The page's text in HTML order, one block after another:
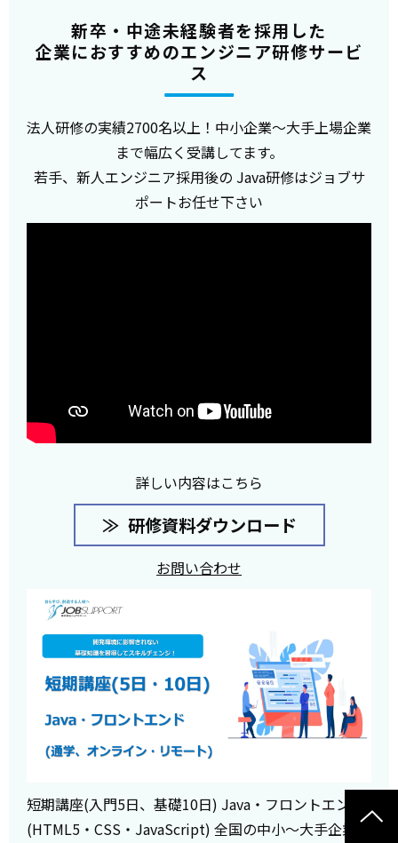
新卒・中途未経験者を採用した
企業におすすめのエンジニア研修サービ
ス
法人研修の実績2700名以上！中小企業～大手上場企業
まで幅広く受講してます。
若手、新人エンジニア採用後の Java研修はジョブサ
ポートお任せ下さい
詳しい内容はこちら
研修資料ダウンロード
お問い合わせ
短期講座(入門5日、基礎10日) Java・フロントエンド
(HTML5・CSS・JavaScript) 全国の中小～大手企業ま